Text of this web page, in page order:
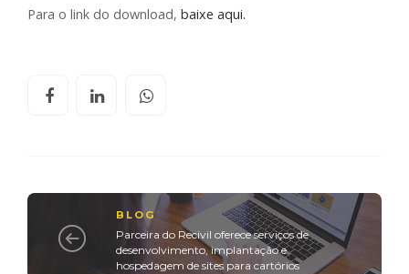
Para o link do download, baixe aqui.
BLOG
Parceira do Recivil oferece serviços de
desenvolvimento, implantação e
hospedagem de sites para cartórios